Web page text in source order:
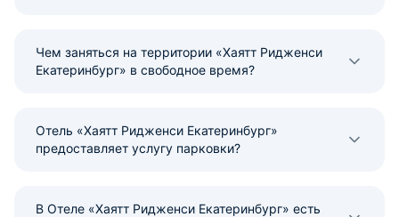
Чем заняться на территории «Хаятт Ридженси
Екатеринбург» в свободное время?
Отель «Хаятт Ридженси Екатеринбург»
предоставляет услугу парковки?
В Отеле «Хаятт Ридженси Екатеринбург» есть